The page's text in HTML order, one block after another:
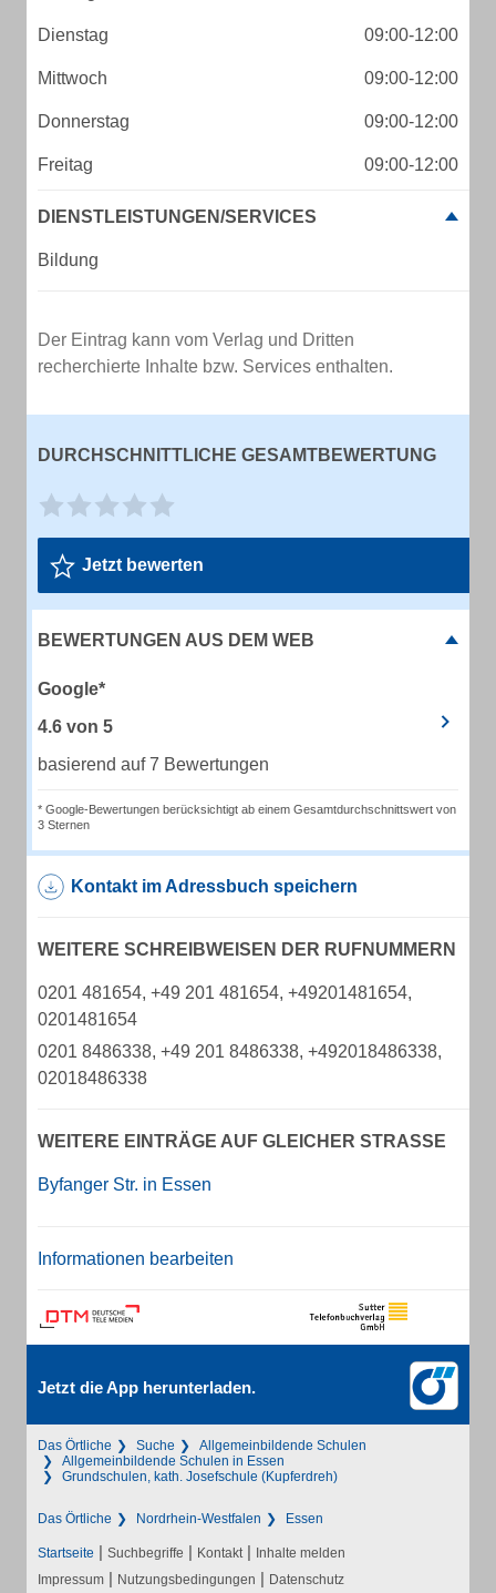
Dienstag 09:00-12:00
Mittwoch 09:00-12:00
Donnerstag 09:00-12:00
Freitag 09:00-12:00
DIENSTLEISTUNGEN/SERVICES
Bildung
Der Eintrag kann vom Verlag und Dritten
recherchierte Inhalte bzw. Services enthalten.
DURCHSCHNITTLICHE GESAMTBEWERTUNG
Jetzt bewerten
BEWERTUNGEN AUS DEM WEB
Google*
4.6 von 5
basierend auf 7 Bewertungen
* Google-Bewertungen berücksichtigt ab einem Gesamtdurchschnittswert von
3 Sternen
Kontakt im Adressbuch speichern
WEITERE SCHREIBWEISEN DER RUFNUMMERN
0201 481654, +49 201 481654, +49201481654,
0201481654
0201 8486338, +49 201 8486338, +492018486338,
02018486338
WEITERE EINTRÄGE AUF GLEICHER STRASSE
Byfanger Str. in Essen
Informationen bearbeiten
Jetzt die App herunterladen.
Das Örtliche Suche
Allgemeinbildende Schulen
Allgemeinbildende Schulen in Essen
Grundschulen, kath. Josefschule (Kupferdreh)
Das Örtliche Nordrhein-Westfalen Essen
Startseite | Suchbegriffe | Kontakt | Inhalte melden
Impressum | Nutzungsbedingungen | Datenschutz